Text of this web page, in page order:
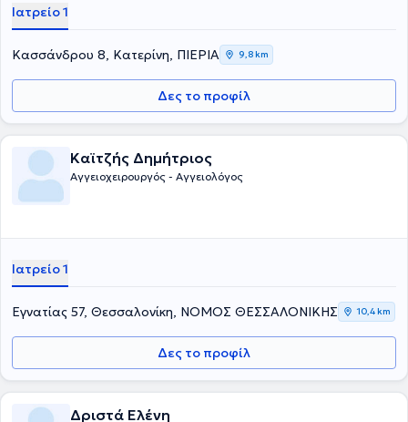
Ιατρείο 1
Κασσάνδρου 8, Κατερίνη, ΠΙΕΡΙΑ 9,8 km
Δες το προφίλ
Καϊτζής Δημήτριος
Αγγειοχειρουργός - Αγγειολόγος
Ιατρείο 1
Εγνατίας 57, Θεσσαλονίκη, ΝΟΜΟΣ ΘΕΣΣΑΛΟΝΙΚΗΣ 10,4 km
Δες το προφίλ
Δριστά Ελένη